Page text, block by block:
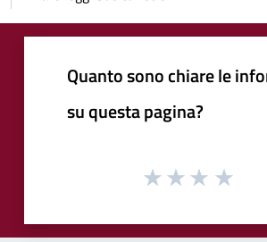
Quanto sono chiare le
su questa pagina?